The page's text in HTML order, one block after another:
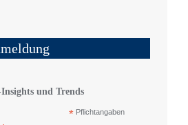
und Trends
* Pflichtangaben